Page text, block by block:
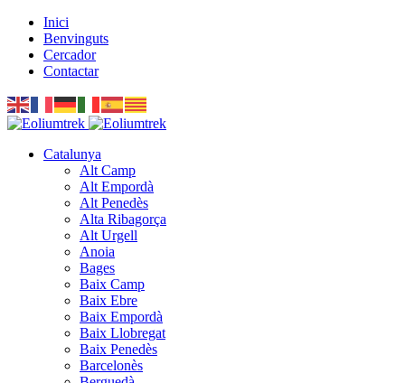
Inici
Benvinguts
Cercador
Contactar
Catalunya
Alt Camp
Alt Empordà
Alt Penedès
Alta Ribagorça
Alt Urgell
Anoia
Bages
Baix Camp
Baix Ebre
Baix Empordà
Baix Llobregat
Baix Penedès
Barcelonès